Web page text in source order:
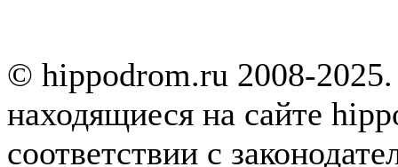
© hippodrom.ru 2008-
находящиеся на сайте
соответствии с